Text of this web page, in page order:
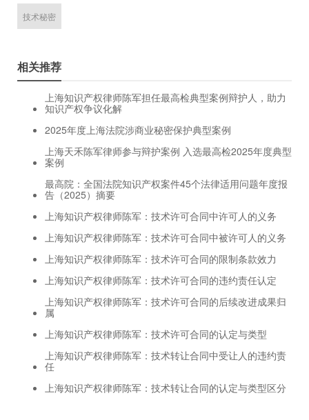
技术秘密
相关推荐
上海知识产权律师陈军担任最高检典型案例辩护人，助力
知识产权争议化解
2025年度上海法院涉商业秘密保护典型案例
上海天禾陈军律师参与辩护案例 入选最高检2025年度典型
案例
最高院：全国法院知识产权案件45个法律适用问题年度报
告（2025）摘要
上海知识产权律师陈军：技术许可合同中许可人的义务
上海知识产权律师陈军：技术许可合同中被许可人的义务
上海知识产权律师陈军：技术许可合同的限制条款效力
上海知识产权律师陈军：技术许可合同的违约责任认定
上海知识产权律师陈军：技术许可合同的后续改进成果归
属
上海知识产权律师陈军：技术许可合同的认定与类型
上海知识产权律师陈军：技术转让合同中受让人的违约责
任
上海知识产权律师陈军：技术转让合同的认定与类型区分